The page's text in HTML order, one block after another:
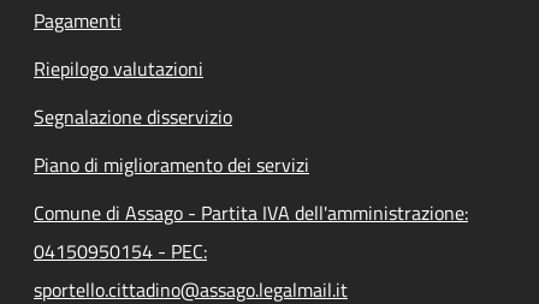
Pagamenti
Riepilogo valutazioni
Segnalazione disservizio
Piano di miglioramento dei servizi
Comune di Assago - Partita IVA dell'amministrazione:
04150950154 - PEC:
sportello.cittadino@assago.legalmail.it